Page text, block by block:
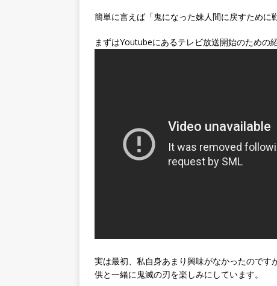
簡単に言えば「鬼になった妹人間に戻すために
まずはYoutubeにあるテレビ放送開始のための
実は最初、私自身あまり興味がなかったので
供と一緒に鬼滅の刃を楽しみにしています。